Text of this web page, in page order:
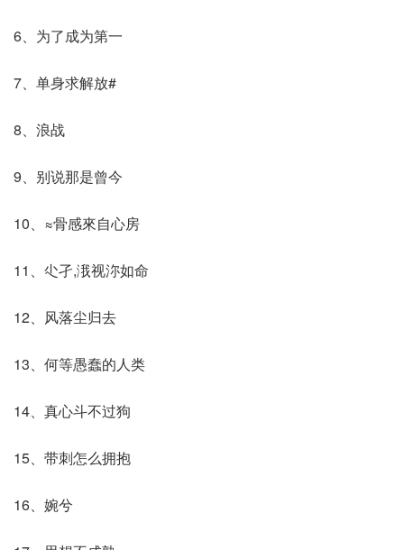
6、为了成为第一
7、单身求解放#
8、浪战
9、别说那是曾今
10、≈骨感來自心房
11、尐孑,涐视沵如命
12、风落尘归去
13、何等愚蠢的人类
14、真心斗不过狗
15、带刺怎么拥抱
16、婉兮